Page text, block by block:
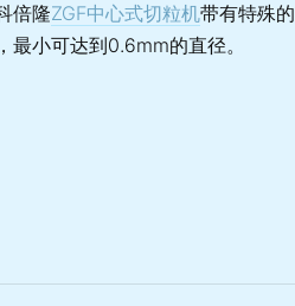
倍隆ZGF中心式切粒机带有特殊的
小可达到0.6mm的直径。